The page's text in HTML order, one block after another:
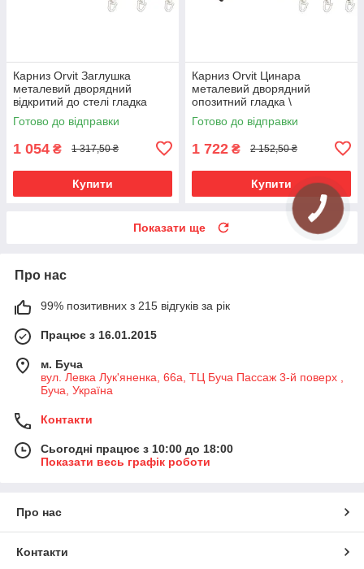
Карниз Orvit Заглушка
металевий дворядний
відкритий до стелі гладка
труба кільце металеве Антик
25\16 мм 240 см (00-
Готово до відправки
1 054 ₴ 1 317,50 ₴
Купити
Карниз Orvit Цинара
металевий дворядний
опозитний гладка \
профільна труба кільце
металеве Антик 25\19 мм 240
Готово до відправки
1 722 ₴ 2 152,50 ₴
Купити
Показати ще
Про нас
99% позитивних з 215 відгуків за рік
Працює з 16.01.2015
м. Буча
вул. Левка Лук'яненка, 66а, ТЦ Буча Пассаж 3-й поверх ,
Буча, Україна
Контакти
Сьогодні працює з 10:00 до 18:00
Показати весь графік роботи
Про нас
Контакти